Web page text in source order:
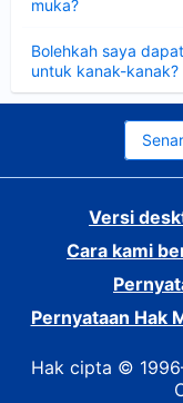
muka?
Bolehkah saya
untuk kanak-kanak?
Versi
Cara kami
Pernyataan Hak
Hak cipta ©